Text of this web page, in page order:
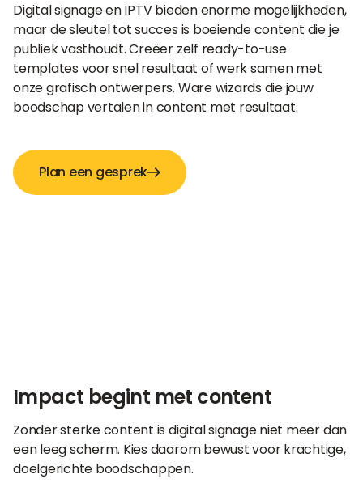
Digital signage en IPTV bieden enorme mogelijkheden,
maar de sleutel tot succes is boeiende content die je
publiek vasthoudt. Creëer zelf ready-to-use
templates voor snel resultaat of werk samen met
onze grafisch ontwerpers. Ware wizards die jouw
boodschap vertalen in content met resultaat.
Plan een gesprek
Impact begint met content
Zonder sterke content is digital signage niet meer dan
een leeg scherm. Kies daarom bewust voor krachtige,
doelgerichte boodschappen.